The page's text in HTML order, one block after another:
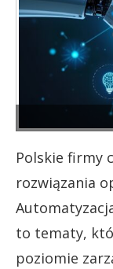
Polskie firmy
rozwiązania
to tematy,
poziomie